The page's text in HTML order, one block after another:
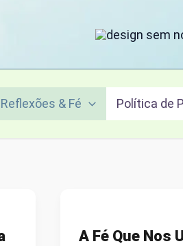
Reflexões & Fé Política de
A Fé Que Nos